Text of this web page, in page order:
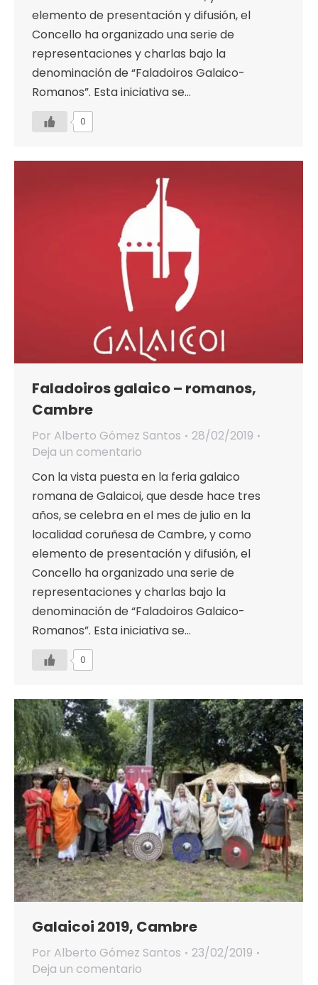
elemento de presentación y difusión, el
Concello ha organizado una serie de
representaciones y charlas bajo la
denominación de “Faladoiros Galaico-
Romanos”. Esta iniciativa se…
0
Faladoiros galaico – romanos,
Cambre
Por Alberto Gómez Santos
28/02/2019
Deja un comentario
Con la vista puesta en la feria galaico
romana de Galaicoi, que desde hace tres
años, se celebra en el mes de julio en la
localidad coruñesa de Cambre, y como
elemento de presentación y difusión, el
Concello ha organizado una serie de
representaciones y charlas bajo la
denominación de “Faladoiros Galaico-
Romanos”. Esta iniciativa se…
0
Galaicoi 2019, Cambre
Por Alberto Gómez Santos
23/02/2019
Deja un comentario